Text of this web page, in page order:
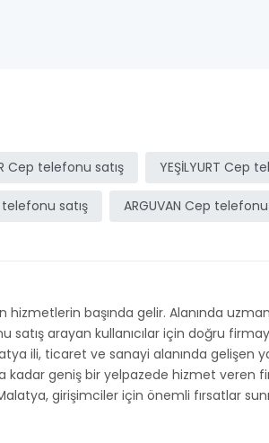
Cep telefonu satış YEŞİLYURT Cep
telefonu satış ARGUVAN Cep
başında gelir. Alanında
satış arayan kullanıcılar için doğru
ili, ticaret ve sanayi alanında gelişen
kadar geniş bir yelpazede hizmet veren
girişimciler için önemli fırsatlar